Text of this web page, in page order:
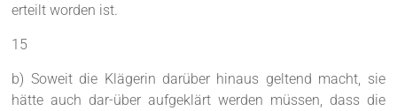
erteilt worden ist.
15
b) Soweit die Klägerin darüber hinaus geltend macht, sie
hätte auch dar-über aufgeklärt werden müssen, dass die